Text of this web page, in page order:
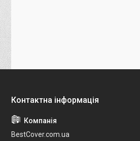
BestCover.com.ua